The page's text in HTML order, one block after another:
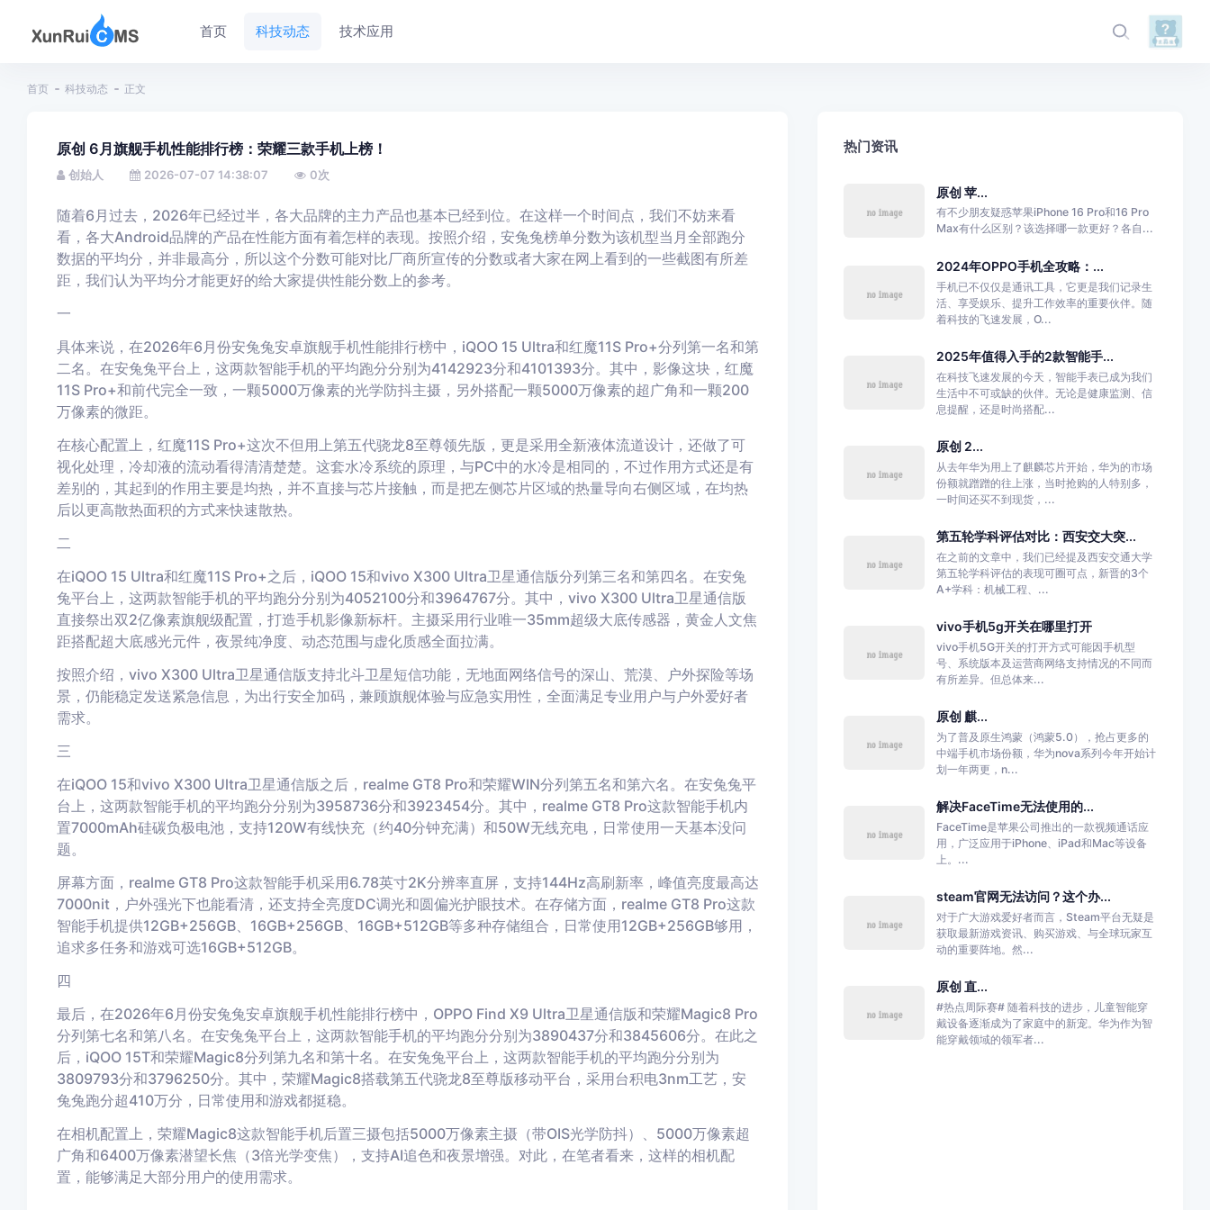
首页 科技动态 技术应用
首页 科技动态 正文
原创 6月旗舰手机性能排行榜：荣耀三款手机上榜！
创始人 2026-07-07 14:38:07 0次
随着6月过去，2026年已经过半，各大品牌的主力产品也基本已经到位。在这样一个时间点，我们不妨来看
看，各大Android品牌的产品在性能方面有着怎样的表现。按照介绍，安兔兔榜单分数为该机型当月全部跑分
数据的平均分，并非最高分，所以这个分数可能对比厂商所宣传的分数或者大家在网上看到的一些截图有所差
距，我们认为平均分才能更好的给大家提供性能分数上的参考。
一
具体来说，在2026年6月份安兔兔安卓旗舰手机性能排行榜中，iQOO 15 Ultra和红魔11S Pro+分列第一名和第
二名。在安兔兔平台上，这两款智能手机的平均跑分分别为4142923分和4101393分。其中，影像这块，红魔
11S Pro+和前代完全一致，一颗5000万像素的光学防抖主摄，另外搭配一颗5000万像素的超广角和一颗200
万像素的微距。
在核心配置上，红魔11S Pro+这次不但用上第五代骁龙8至尊领先版，更是采用全新液体流道设计，还做了可
视化处理，冷却液的流动看得清清楚楚。这套水冷系统的原理，与PC中的水冷是相同的，不过作用方式还是有
差别的，其起到的作用主要是均热，并不直接与芯片接触，而是把左侧芯片区域的热量导向右侧区域，在均热
后以更高散热面积的方式来快速散热。
二
在iQOO 15 Ultra和红魔11S Pro+之后，iQOO 15和vivo X300 Ultra卫星通信版分列第三名和第四名。在安兔
兔平台上，这两款智能手机的平均跑分分别为4052100分和3964767分。其中，vivo X300 Ultra卫星通信版
直接祭出双2亿像素旗舰级配置，打造手机影像新标杆。主摄采用行业唯一35mm超级大底传感器，黄金人文焦
距搭配超大底感光元件，夜景纯净度、动态范围与虚化质感全面拉满。
按照介绍，vivo X300 Ultra卫星通信版支持北斗卫星短信功能，无地面网络信号的深山、荒漠、户外探险等场
景，仍能稳定发送紧急信息，为出行安全加码，兼顾旗舰体验与应急实用性，全面满足专业用户与户外爱好者
需求。
三
在iQOO 15和vivo X300 Ultra卫星通信版之后，realme GT8 Pro和荣耀WIN分列第五名和第六名。在安兔兔平
台上，这两款智能手机的平均跑分分别为3958736分和3923454分。其中，realme GT8 Pro这款智能手机内
置7000mAh硅碳负极电池，支持120W有线快充（约40分钟充满）和50W无线充电，日常使用一天基本没问
题。
屏幕方面，realme GT8 Pro这款智能手机采用6.78英寸2K分辨率直屏，支持144Hz高刷新率，峰值亮度最高达
7000nit，户外强光下也能看清，还支持全亮度DC调光和圆偏光护眼技术。在存储方面，realme GT8 Pro这款
智能手机提供12GB+256GB、16GB+256GB、16GB+512GB等多种存储组合，日常使用12GB+256GB够用，
追求多任务和游戏可选16GB+512GB。
四
最后，在2026年6月份安兔兔安卓旗舰手机性能排行榜中，OPPO Find X9 Ultra卫星通信版和荣耀Magic8 Pro
分列第七名和第八名。在安兔兔平台上，这两款智能手机的平均跑分分别为3890437分和3845606分。在此之
后，iQOO 15T和荣耀Magic8分列第九名和第十名。在安兔兔平台上，这两款智能手机的平均跑分分别为
3809793分和3796250分。其中，荣耀Magic8搭载第五代骁龙8至尊版移动平台，采用台积电3nm工艺，安
兔兔跑分超410万分，日常使用和游戏都挺稳。
在相机配置上，荣耀Magic8这款智能手机后置三摄包括5000万像素主摄（带OIS光学防抖）、5000万像素超
广角和6400万像素潜望长焦（3倍光学变焦），支持AI追色和夜景增强。对此，在笔者看来，这样的相机配
置，能够满足大部分用户的使用需求。
热门资讯
原创 苹...
有不少朋友疑惑苹果iPhone 16 Pro和16 Pro
Max有什么区别？该选择哪一款更好？各自...
2024年OPPO手机全攻略：...
手机已不仅仅是通讯工具，它更是我们记录生
活、享受娱乐、提升工作效率的重要伙伴。随
着科技的飞速发展，O...
2025年值得入手的2款智能手...
在科技飞速发展的今天，智能手表已成为我们
生活中不可或缺的伙伴。无论是健康监测、信
息提醒，还是时尚搭配...
原创 2...
从去年华为用上了麒麟芯片开始，华为的市场
份额就蹭蹭的往上涨，当时抢购的人特别多，
一时间还买不到现货，...
第五轮学科评估对比：西安交大突...
在之前的文章中，我们已经提及西安交通大学
第五轮学科评估的表现可圈可点，新晋的3个
A+学科：机械工程、...
vivo手机5g开关在哪里打开
vivo手机5G开关的打开方式可能因手机型
号、系统版本及运营商网络支持情况的不同而
有所差异。但总体来...
原创 麒...
为了普及原生鸿蒙（鸿蒙5.0），抢占更多的
中端手机市场份额，华为nova系列今年开始计
划一年两更，n...
解决FaceTime无法使用的...
FaceTime是苹果公司推出的一款视频通话应
用，广泛应用于iPhone、iPad和Mac等设备
上。...
steam官网无法访问？这个办...
对于广大游戏爱好者而言，Steam平台无疑是
获取最新游戏资讯、购买游戏、与全球玩家互
动的重要阵地。然...
原创 直...
#热点周际赛# 随着科技的进步，儿童智能穿
戴设备逐渐成为了家庭中的新宠。华为作为智
能穿戴领域的领军者...